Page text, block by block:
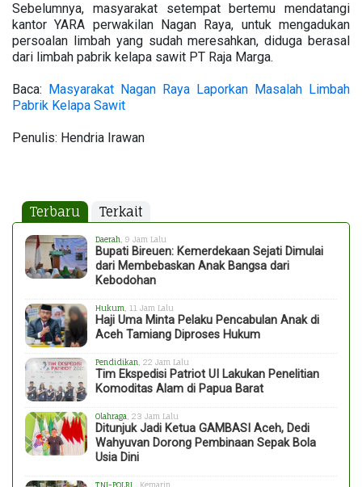
Sebelumnya, masyarakat setempat bertemu mendatangi
kantor YARA perwakilan Nagan Raya, untuk mengadukan
persoalan limbah yang sudah meresahkan, diduga berasal
dari limbah pabrik kelapa sawit PT Raja Marga.
Baca: Masyarakat Nagan Raya Laporkan Masalah Limbah
Pabrik Kelapa Sawit
Penulis: Hendria Irawan
Terbaru Terkait
Daerah , 9 Jam Lalu
Bupati Bireuen: Kemerdekaan Sejati Dimulai
dari Membebaskan Anak Bangsa dari
Kebodohan
Hukum , 11 Jam Lalu
Haji Uma Minta Pelaku Pencabulan Anak di
Aceh Tamiang Diproses Hukum
Pendidikan , 22 Jam Lalu
Tim Ekspedisi Patriot UI Lakukan Penelitian
Komoditas Alam di Papua Barat
Olahraga , 23 Jam Lalu
Ditunjuk Jadi Ketua GAMBASI Aceh, Dedi
Wahyuvan Dorong Pembinaan Sepak Bola
Usia Dini
TNI-POLRI , Kemarin